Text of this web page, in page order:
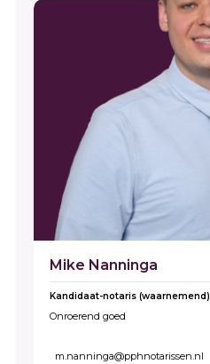
Mike Nanninga
Kandidaat-notaris (waarnemend)
Onroerend goed
m.nanninga@pphnotarissen.nl